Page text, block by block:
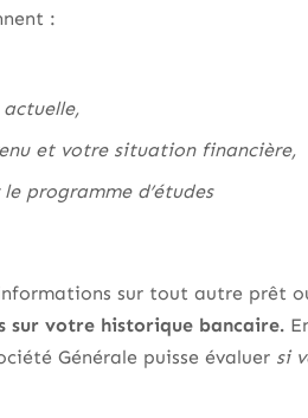
:
et votre situation financière,
programme d’études
sur tout autre prêt
sur votre historique bancaire.
Générale puisse évaluer si